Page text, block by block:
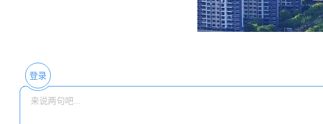
登录